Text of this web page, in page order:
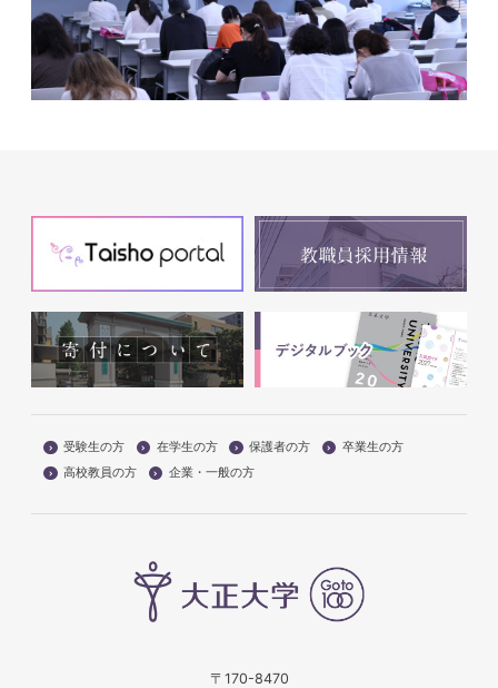
受験生の方 在学生の方 保護者の方
卒業生の方
高校教員の方
企業・一般の方
〒170-8470